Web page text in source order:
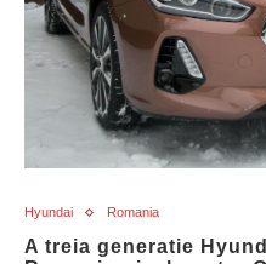
Hyundai Romania
A treia generatie